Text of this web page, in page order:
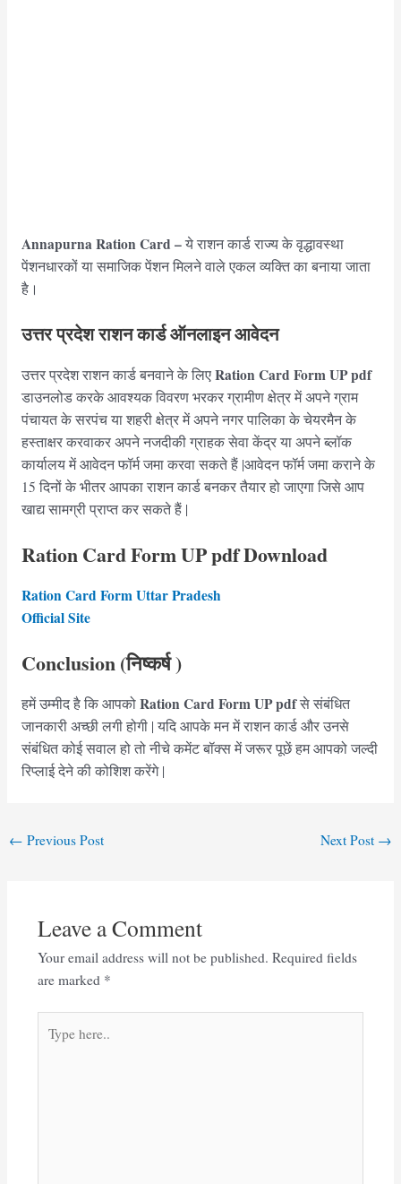
Annapurna Ration Card –ये राशन कार्ड राज्य के वृद्धावस्था
पेंशनधारकों या समाजिक पेंशन मिलने वाले एकल व्यक्ति का बनाया जाता
है।
उत्तर प्रदेशराशन कार्ड ऑनलाइन आवेदन
उत्तर प्रदेश राशन कार्ड बनवाने के लिए Ration Card Form UPpdf
डाउनलोड करके आवश्यक विवरण भरकर ग्रामीण क्षेत्र में अपने ग्राम
पंचायत के सरपंच या शहरी क्षेत्र में अपने नगर पालिका के चेयरमैन के
हस्ताक्षर करवाकर अपने नजदीकी ग्राहक सेवा केंद्र या अपने ब्लॉक
कार्यालय में आवेदन फॉर्म जमा करवा सकते हैं |आवेदन फॉर्म जमा कराने के
15 दिनों के भीतर आपका राशन कार्ड बनकर तैयार हो जाएगा जिसे आप
खाद्य सामग्री प्राप्त कर सकते हैं |
Ration Card Form UPpdf Download
Ration Card Form Uttar Pradesh
Official Site
Conclusion (निष्कर्ष )
हमें उम्मीद है कि आपको Ration Card Form UPpdfसे संबंधित
जानकारी अच्छी लगी होगी | यदि आपके मन में राशन कार्ड और उनसे
संबंधित कोई सवाल हो तो नीचे कमेंट बॉक्स में जरूर पूछें हम आपको जल्दी
रिप्लाई देने की कोशिश करेंगे |
Post
← Previous Post Next Post →
Leave a Comment
Your email address will not be published. Required fields
are marked *
here..